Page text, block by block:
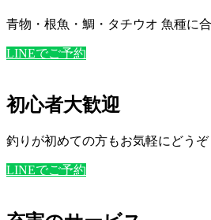
青物・根魚・鯛・タチウオ 魚種に
LINEでご予約
初心者大歓迎
釣りが初めての方もお気軽にどうぞ
LINEでご予約